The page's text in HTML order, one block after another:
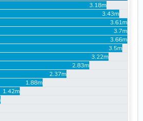
3.18m
3.43m
3.61m
3.7m
3.66m
3.5m
3.22m
2.83m
2.37m
1.88m
1.42m